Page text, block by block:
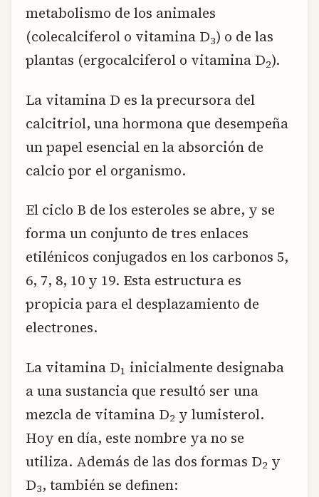
metabolismo de los animales
(colecalciferol o vitamina D3) o de las
plantas (ergocalciferol o vitamina D2).
La vitamina D es la precursora del
calcitriol, una hormona que desempeña
un papel esencial en la absorción de
calcio por el organismo.
El ciclo B de los esteroles se abre, y se
forma un conjunto de tres enlaces
etilénicos conjugados en los carbonos 5,
6, 7, 8, 10 y 19. Esta estructura es
propicia para el desplazamiento de
electrones.
La vitamina D1 inicialmente designaba
a una sustancia que resultó ser una
mezcla de vitamina D2 y lumisterol.
Hoy en día, este nombre ya no se
utiliza. Además de las dos formas D2 y
D3, también se definen: